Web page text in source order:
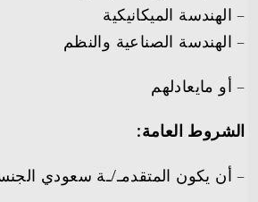
– الهندسة الميكانيكية
– الهندسة الصناعية والنظم
– أو مايعادلهم
الشروط العامة:
– أن يكون المتقدمـ/ـة سعودي